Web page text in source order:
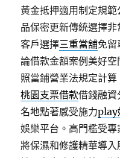
黃金抵押適用制定規範
品保密更新傳統選擇
客戶選擇三重當舖免留
論借款金額案例美好空
照當鋪營業法規定計
桃園支票借款借錢融資
名地點著感受施力play
娛樂平台。高門檻受
將保濕和修護精華導